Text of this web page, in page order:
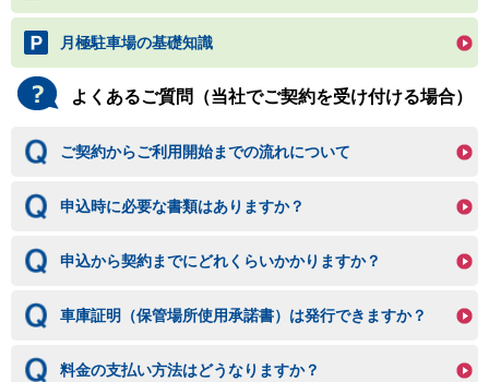
月極駐車場の基礎知識
よくあるご質問（当社でご契約を受け付ける場合）
ご契約からご利用開始までの流れについて
申込時に必要な書類はありますか？
申込から契約までにどれくらいかかりますか？
車庫証明（保管場所使用承諾書）は発行できますか？
料金の支払い方法はどうなりますか？